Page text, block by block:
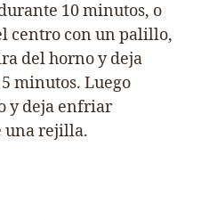
10 minutos, o
centro con un palillo,
del horno y deja
minutos. Luego
y deja enfriar
una rejilla.